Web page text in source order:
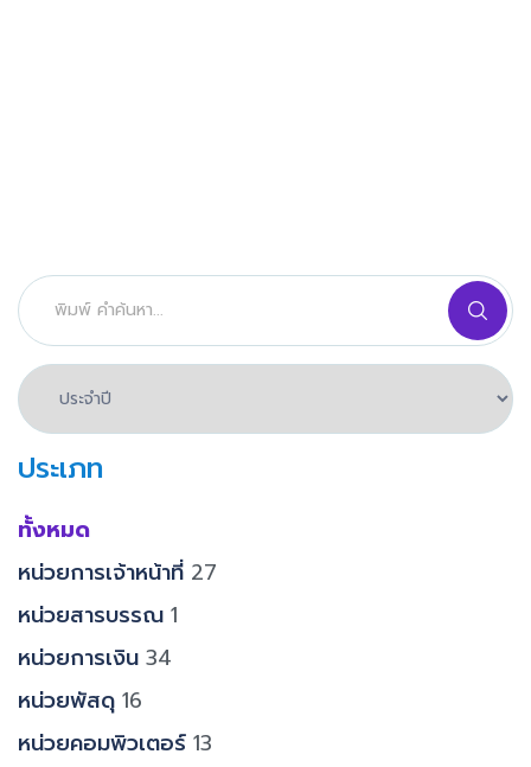
ประเภท
ทั้งหมด
หน่วยการเจ้าหน้าที่ 27
หน่วยสารบรรณ 1
หน่วยการเงิน 34
หน่วยพัสดุ 16
หน่วยคอมพิวเตอร์ 13